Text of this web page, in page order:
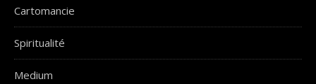
Cartomancie
Spiritualité
Medium